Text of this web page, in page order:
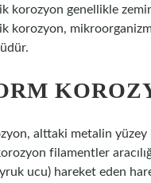
korozyon genellikle
korozyon,
alttaki metalin yüzey
filamentler
ucu) hareket eden